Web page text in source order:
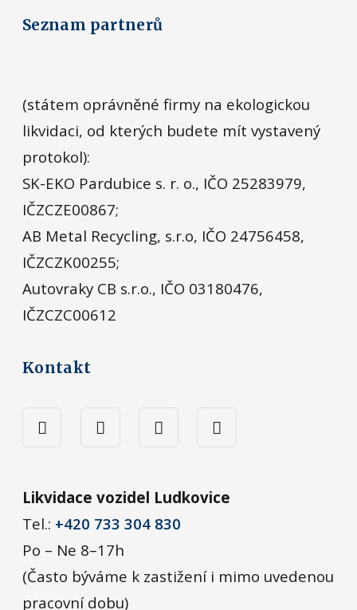
Seznam partnerů
(státem oprávněné firmy na ekologickou
likvidaci, od kterých budete mít vystavený
protokol):
SK-EKO Pardubice s. r. o., IČO 25283979,
IČZCZE00867;
AB Metal Recycling, s.r.o, IČO 24756458,
IČZCZK00255;
Autovraky CB s.r.o., IČO 03180476,
IČZCZC00612
Kontakt
Likvidace vozidel Ludkovice
Tel.: +420 733 304 830
Po – Ne 8–17h
(Často býváme k zastižení i mimo uvedenou
pracovní dobu)